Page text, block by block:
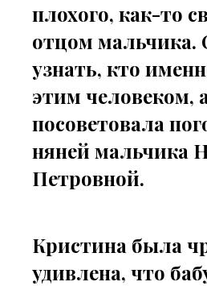
плохого, как-то
отцом мальчика.
узнать, кто
этим человеком,
посоветовала
няней мальчика
Петровной.
Кристина была
удивлена, что